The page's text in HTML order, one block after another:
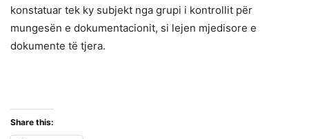
konstatuar tek ky subjekt nga grupi i kontrollit për
mungesën e dokumentacionit, si lejen mjedisore e
dokumente të tjera.
Share this: